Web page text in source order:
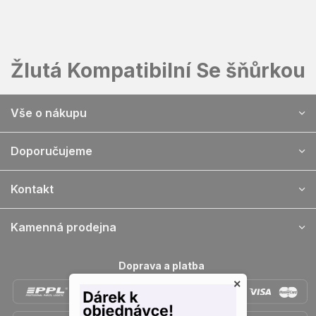
Žlutá Kompatibilní Se šňůrkou
p
Vše o nákupu
Doporučujeme
Kontakt
Kamenná prodejna
Doprava a platba
×